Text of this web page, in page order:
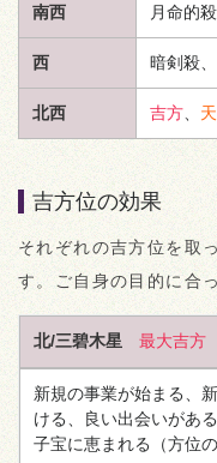
南西 月命的殺
西 暗剣殺
北西 吉方、
吉方位の効果
それぞれの吉方位を取
す。ご自身の目的に合
北/三碧木星 最大吉方
新規の事業が始まる、
ける、良い出会いがあ
子宝に恵まれる （方位